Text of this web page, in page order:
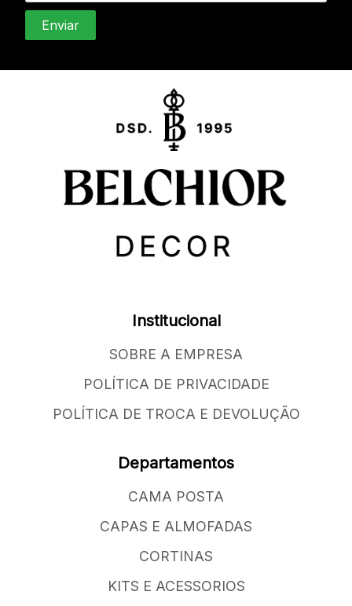
Institucional
SOBRE A EMPRESA
POLÍTICA DE PRIVACIDADE
POLÍTICA DE TROCA E DEVOLUÇÃO
Departamentos
CAMA POSTA
CAPAS E ALMOFADAS
CORTINAS
KITS E ACESSORIOS